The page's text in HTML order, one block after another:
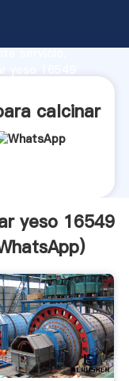
servicio,
calcinar
yeso 16549
)